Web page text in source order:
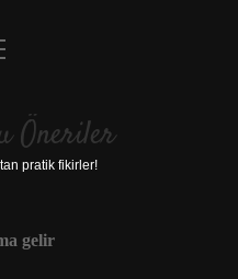
Öneriler
pratik fikirler!
gelir